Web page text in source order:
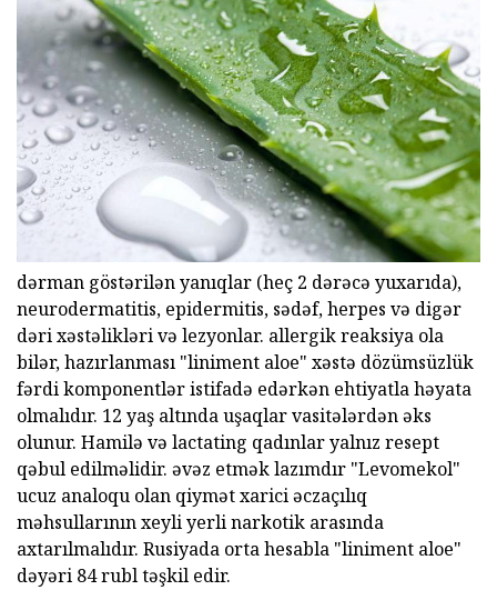
dərman göstərilən yanıqlar (heç 2 dərəcə yuxarıda),
neurodermatitis, epidermitis, sədəf, herpes və digər
dəri xəstəlikləri və lezyonlar. allergik reaksiya ola
bilər, hazırlanması "liniment aloe" xəstə dözümsüzlük
fərdi komponentlər istifadə edərkən ehtiyatla həyata
olmalıdır. 12 yaş altında uşaqlar vasitələrdən əks
olunur. Hamilə və lactating qadınlar yalnız resept
qəbul edilməlidir. əvəz etmək lazımdır "Levomekol"
ucuz analoqu olan qiymət xarici əczaçılıq
məhsullarının xeyli yerli narkotik arasında
axtarılmalıdır. Rusiyada orta hesabla "liniment aloe"
dəyəri 84 rubl təşkil edir.